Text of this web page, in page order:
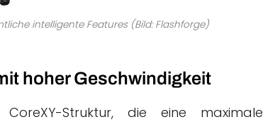
intelligente Features (Bild: Flashforge)
hoher Geschwindigkeit
Struktur, die eine maximale